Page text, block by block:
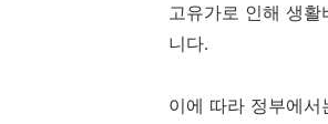
고유가로 인해 생
니다.
이에 따라 정부에